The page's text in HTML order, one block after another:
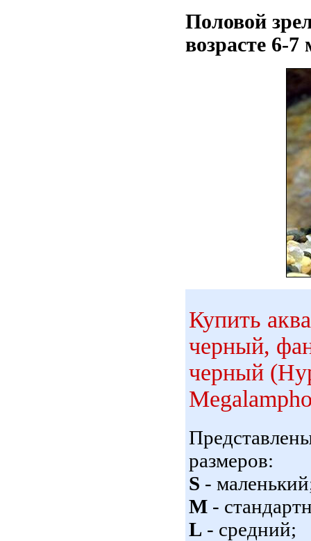
Половой
возрасте 6-7
Купить
черный,
черный
размеров:
S -
M -
L - средний;